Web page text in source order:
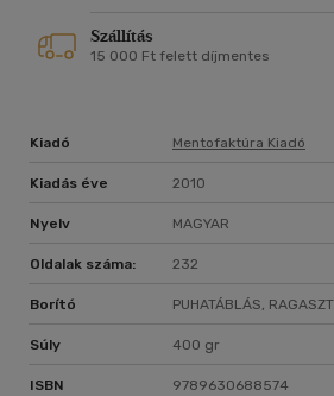
Szállítás
15 000 Ft felett díjmentes
Kiadó Mentofaktúra Kiadó
Kiadás éve 2010
Nyelv MAGYAR
Oldalak száma: 232
Borító PUHATÁBLÁS,
Súly 400 gr
ISBN 9789630688574